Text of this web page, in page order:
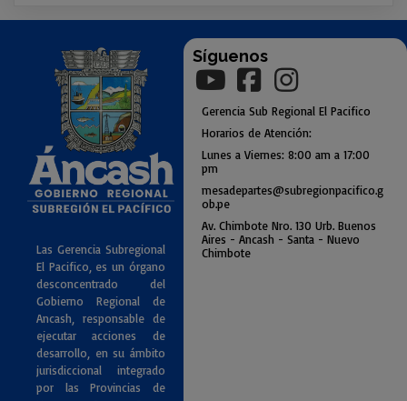
Las Gerencia Subregional
El Pacifico, es un órgano
desconcentrado del
Gobierno Regional de
Ancash, responsable de
ejecutar acciones de
desarrollo, en su ámbito
jurisdiccional integrado
por las Provincias de
Síguenos
Gerencia Sub Regional El Pacifico
Horarios de Atención:
Lunes a Viernes: 8:00 am a 17:00
pm
mesadepartes@subregionpacifico.g
ob.pe
Av. Chimbote Nro. 130 Urb. Buenos
Aires - Ancash - Santa - Nuevo
Chimbote